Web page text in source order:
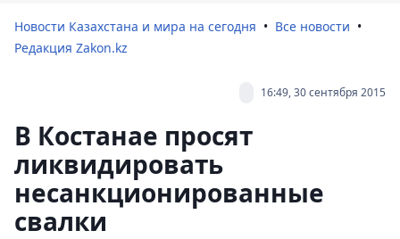
Новости Казахстана и мира на сегодня
Все новости
Редакция Zakon.kz
16:49, 30 сентября 2015
В Костанае просят
ликвидировать
несанкционированные
свалки